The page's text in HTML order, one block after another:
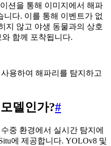
션을 통해 이미지에서 해파
다. 이를 통해 이벤트가 없
지 않고 야생 동물과의 상호
함께 포착됩니다.
용하여 해파리를 탐지하고
델인가?#
중 환경에서 실시간 탐지에
에 제공합니다. YOLOv8 및